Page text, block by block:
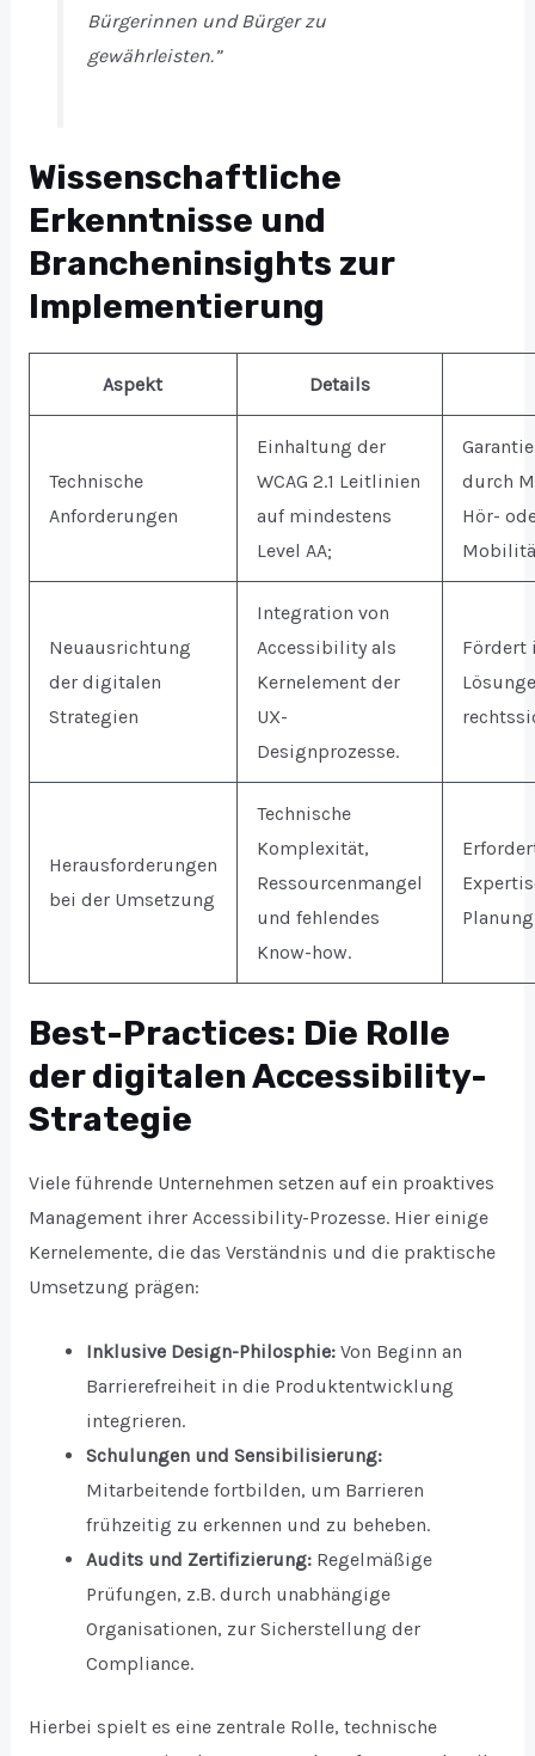
Bürgerinnen und Bürger zu
gewährleisten.”
Wissenschaftliche
Erkenntnisse und
Brancheninsights zur
Implementierung
Aspekt Details
Technische
Anforderungen
Einhaltung der
WCAG 2.1 Leitlinien
auf mindestens
Level AA;
durch
Hör-
Neuausrichtung
der digitalen
Strategien
Integration von
Accessibility als
Kernelement der
UX-
Designprozesse.
Fördert
Herausforderungen
bei der Umsetzung
Technische
Komplexität,
Ressourcenmangel
und fehlendes
Know-how.
Best-Practices: Die Rolle
der digitalen Accessibility-
Strategie
Viele führende Unternehmen setzen auf ein proaktives
Management ihrer Accessibility-Prozesse. Hier einige
Kernelemente, die das Verständnis und die praktische
Umsetzung prägen:
Inklusive Design-Philosphie:Von Beginn an
Barrierefreiheit in die Produktentwicklung
integrieren.
Schulungen und Sensibilisierung:
Mitarbeitende fortbilden, um Barrieren
frühzeitig zu erkennen und zu beheben.
Audits und Zertifizierung:Regelmäßige
Prüfungen, z.B. durch unabhängige
Organisationen, zur Sicherstellung der
Compliance.
Hierbei spielt es eine zentrale Rolle, technische